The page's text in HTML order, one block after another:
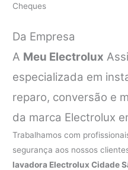
Cheques
Da Empresa
A Meu Electrolux
especializada em
reparo, conversão e
da marca Electrolux
Trabalhamos com
segurança aos nossos
lavadora Electrolux Cidade